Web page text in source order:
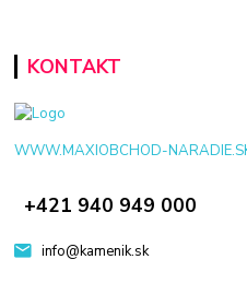
KONTAKT
WWW.MAXIOBCHOD-
+421 940 949 000
info@kamenik.sk